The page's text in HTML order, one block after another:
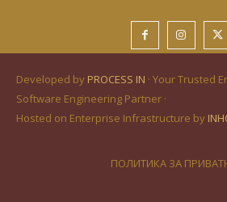
Developed by PROCESS IN · Your Trusted
Software Engineering Partner ·
Hosted on Enterprise Infrastructure by
ПОЛИТИКА ЗА